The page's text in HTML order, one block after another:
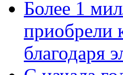
Более 1
приобрели
благодаря